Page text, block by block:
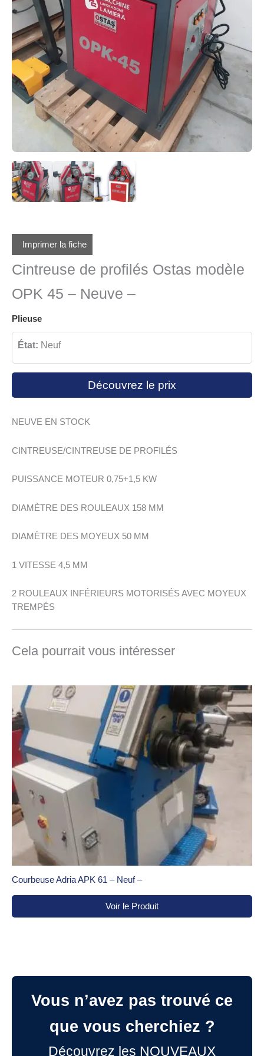
Imprimer la fiche
Cintreuse de profilés Ostas modèle
OPK 45 – Neuve –
Plieuse
État: Neuf
Découvrez le prix
NEUVE EN STOCK
CINTREUSE/CINTREUSE DE PROFILÉS
PUISSANCE MOTEUR 0,75+1,5 KW
DIAMÈTRE DES ROULEAUX 158 MM
DIAMÈTRE DES MOYEUX 50 MM
1 VITESSE 4,5 MM
2 ROULEAUX INFÉRIEURS MOTORISÉS AVEC MOYEUX
TREMPÉS
Cela pourrait vous intéresser
Courbeuse Adria APK 61 – Neuf –
Voir le Produit
Vous n’avez pas trouvé ce
que vous cherchiez ?
Découvrez les NOUVEAUX